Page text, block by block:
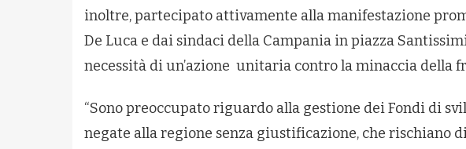
inoltre, partecipato attivamente alla manifestazione
De Luca e dai sindaci della Campania in piazza
necessità di un’azione unitaria contro la minaccia della
“Sono preoccupato riguardo alla gestione dei Fondi di
negate alla regione senza giustificazione, che rischiano